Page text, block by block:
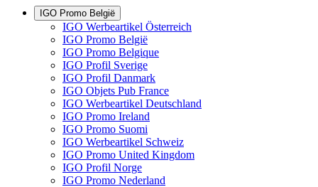
IGO Promo België
IGO Werbeartikel Österreich
IGO Promo België
IGO Promo Belgique
IGO Profil Sverige
IGO Profil Danmark
IGO Objets Pub France
IGO Werbeartikel Deutschland
IGO Promo Ireland
IGO Promo Suomi
IGO Werbeartikel Schweiz
IGO Promo United Kingdom
IGO Profil Norge
IGO Promo Nederland